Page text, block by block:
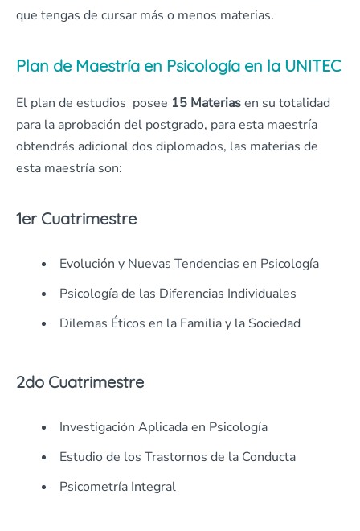
que tengas de cursar más o menos materias.
Plan de Maestría en Psicología en la UNITEC
El plan de estudios posee 15 Materiasen su totalidad
para la aprobación del postgrado, para esta maestría
obtendrás adicional dos diplomados, las materias de
esta maestría son:
1er Cuatrimestre
Evolución y Nuevas Tendencias en Psicología
Psicología de las Diferencias Individuales
Dilemas Éticos en la Familia y la Sociedad
2do Cuatrimestre
Investigación Aplicada en Psicología
Estudio de los Trastornos de la Conducta
Psicometría Integral